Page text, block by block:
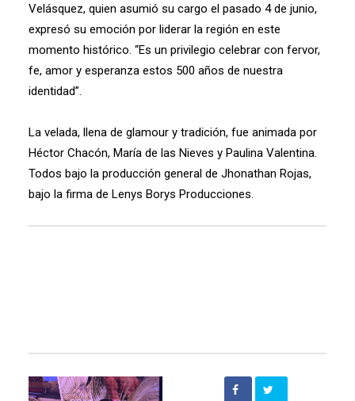
Velásquez, quien asumió su cargo el pasado 4 de junio,
expresó su emoción por liderar la región en este
momento histórico. “Es un privilegio celebrar con fervor,
fe, amor y esperanza estos 500 años de nuestra
identidad”.
La velada, llena de glamour y tradición, fue animada por
Héctor Chacón, María de las Nieves y Paulina Valentina.
Todos bajo la producción general de Jhonathan Rojas,
bajo la firma de Lenys Borys Producciones.